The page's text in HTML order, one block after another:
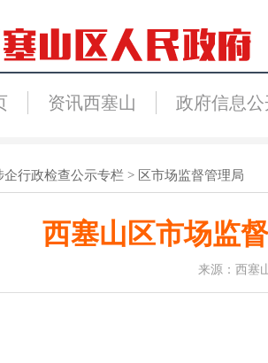
资讯西塞山 政府信息公
企行政检查公示专栏 > 区市场监督管理局
西塞山区市场监
来源：西塞